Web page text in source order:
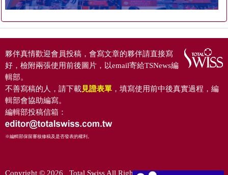
夥伴真情歡迎會員投稿，會寫文章的夥伴請直接寫
好，檢附兩張使用前後圖片，以email寄給TSNews編
輯部。
不善寫稿的人，請下載見證表單 ，填寫使用前中後真實過程，編
輯部會協助編寫。
編輯部投稿信箱：
※編輯部保留審核修稿及是否發表的權利。
Copyright © 2026 Total Swiss All Rights Reserved.